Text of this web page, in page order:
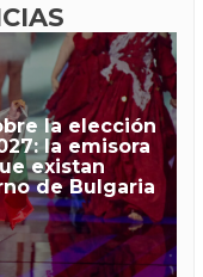
la elección
la emisora
existan
de Bulgaria